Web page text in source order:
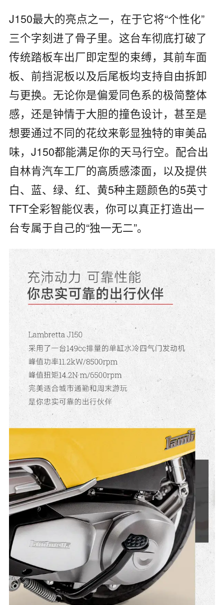
J150最大的亮点之一，在于它将“个性化”
三个字刻进了骨子里。这台车彻底打破了
传统踏板车出厂即定型的束缚，其前车面
板、前挡泥板以及后尾板均支持自由拆卸
与更换。无论你是偏爱同色系的极简整体
感，还是钟情于大胆的撞色设计，甚至是
想要通过不同的花纹来彰显独特的审美品
味，J150都能满足你的天马行空。配合出
自林肯汽车工厂的高质感漆面，以及提供
白、蓝、绿、红、黄5种主题颜色的5英寸
TFT全彩智能仪表，你可以真正打造出一
台专属于自己的“独一无二”。